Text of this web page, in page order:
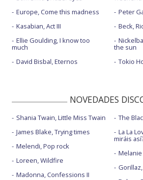
Europe, Come this madness
Kasabian, Act III
Ellie Goulding, I know too
much
David Bisbal, Eternos
Peter
Beck,
the sun
Tokio
NOVEDADES
Shania Twain, Little Miss Twain
James Blake, Trying times
Melendi, Pop rock
Loreen, Wildfire
Madonna, Confessions II
The
La La
miráis